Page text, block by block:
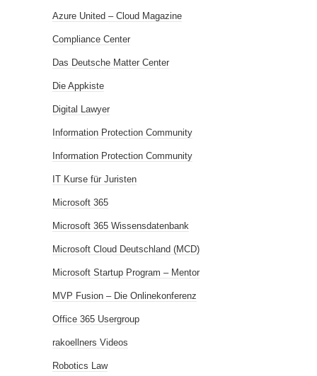
Azure United – Cloud Magazine
Compliance Center
Das Deutsche Matter Center
Die Appkiste
Digital Lawyer
Information Protection Community
Information Protection Community
IT Kurse für Juristen
Microsoft 365
Microsoft 365 Wissensdatenbank
Microsoft Cloud Deutschland (MCD)
Microsoft Startup Program – Mentor
MVP Fusion – Die Onlinekonferenz
Office 365 Usergroup
rakoellners Videos
Robotics Law